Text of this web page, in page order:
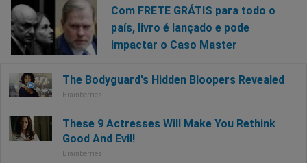
Com FRETE GRÁTIS para todo o
país, livro é lançado e pode
impactar o Caso Master